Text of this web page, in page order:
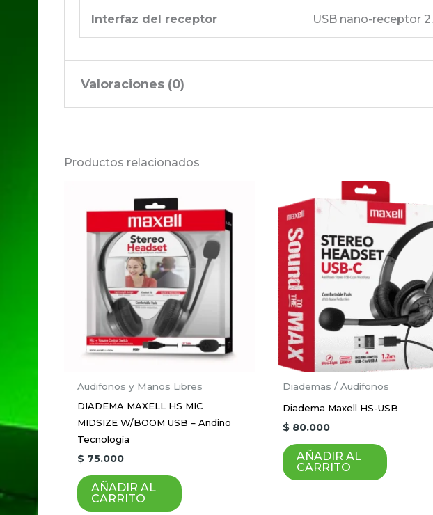
Interfaz del receptor USB nano-receptor
Valoraciones (0)
Sé el primero en valorar “mouse
Tu dirección de correo electrónico no será publicada. Los
Tu puntuación*
Tu valoración *
Guardar mi nombre, correo electrónico y sitio web en
Productos relacionados
Audifonos y Manos Libres
DIADEMA MAXELL HS MIC
MIDSIZE W/BOOM USB – Andino
Tecnología
$ 75.000
AÑADIR AL
CARRITO
Diademas / Audífonos
Diadema Maxell HS-USB
$ 80.000
AÑADIR AL
CARRITO